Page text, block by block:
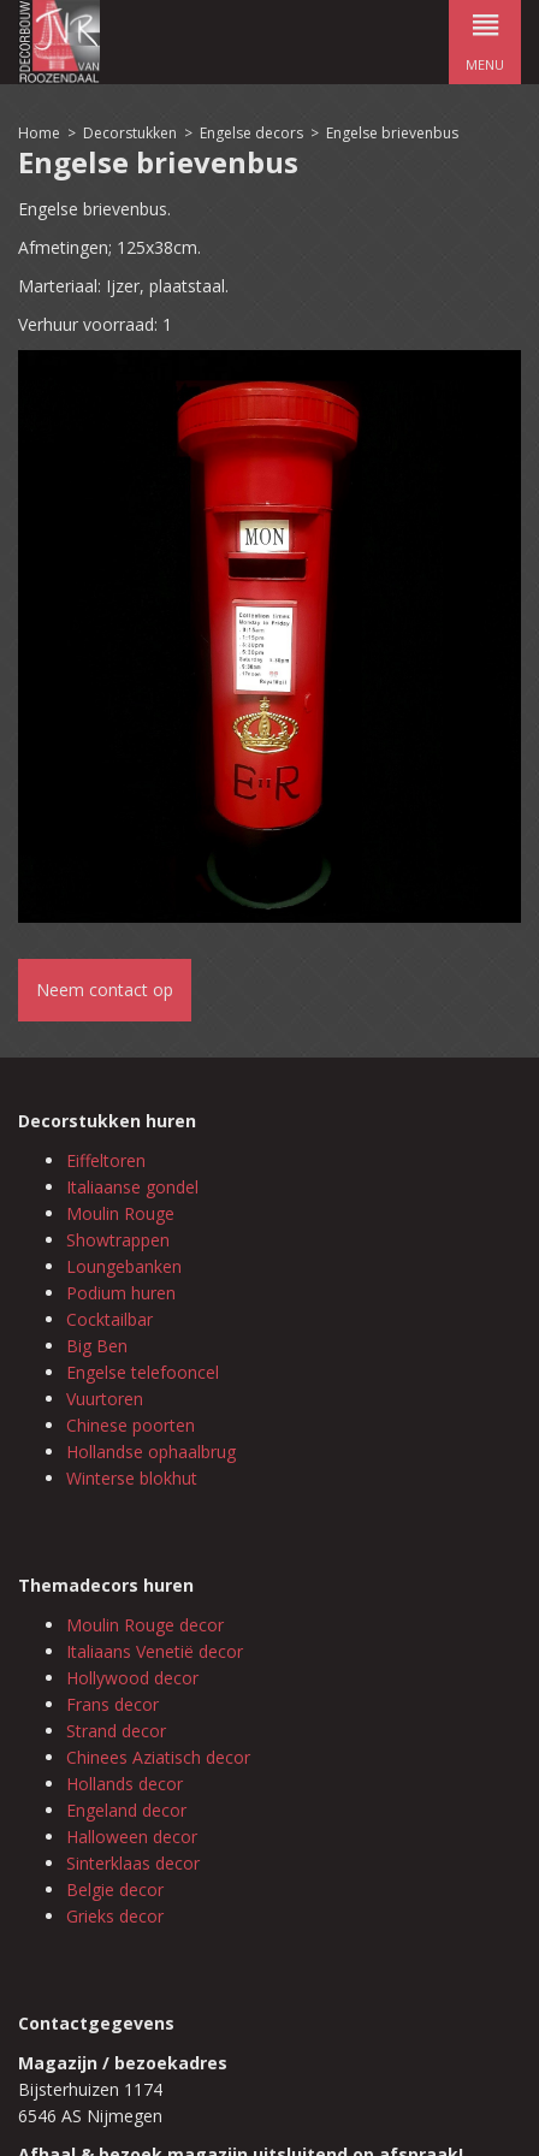
MENU
Home > Decorstukken > Engelse decors > Engelse brievenbus
Engelse brievenbus
Engelse brievenbus.
Afmetingen; 125x38cm.
Marteriaal: Ijzer, plaatstaal.
Verhuur voorraad: 1
Neem contact op
Decorstukken huren
Eiffeltoren
Italiaanse gondel
Moulin Rouge
Showtrappen
Loungebanken
Podium huren
Cocktailbar
Big Ben
Engelse telefooncel
Vuurtoren
Chinese poorten
Hollandse ophaalbrug
Winterse blokhut
Themadecors huren
Moulin Rouge decor
Italiaans Venetië decor
Hollywood decor
Frans decor
Strand decor
Chinees Aziatisch decor
Hollands decor
Engeland decor
Halloween decor
Sinterklaas decor
Belgie decor
Grieks decor
Contactgegevens
Magazijn / bezoekadres
Bijsterhuizen 1174
6546 AS Nijmegen